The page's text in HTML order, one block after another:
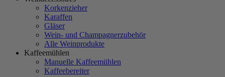
Korkenzieher
Karaffen
Gläser
Wein- und Champagnerzubehör
Alle Weinprodukte
Kaffeemühlen
Manuelle Kaffeemühlen
Kaffeebereiter